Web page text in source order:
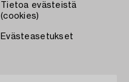
Tietoa evästeistä
(cookies)
Evästeasetukset